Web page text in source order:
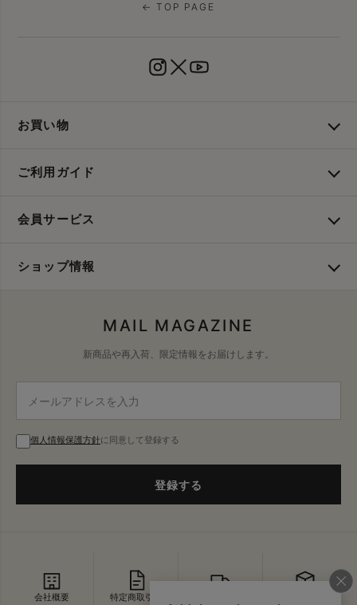
← TOP PAGE
お買い物
ご利用ガイド
会員サービス
ショップ情報
MAIL MAGAZINE
新商品や再入荷、限定情報をお届けします。
個人情報保護方針に同意して登録する
登録する
会社概要 特定商取引法